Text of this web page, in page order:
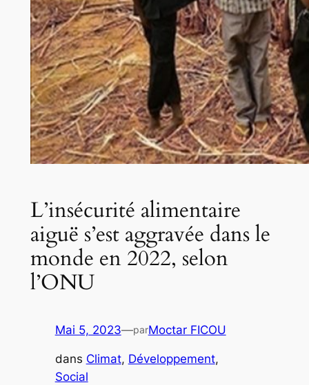
L’insécurité alimentaire
aiguë s’est aggravée dans le
monde en 2022, selon
l’ONU
Mai 5, 2023—parMoctar FICOU
dans Climat, Développement
Social